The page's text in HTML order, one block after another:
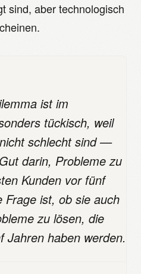
sind, aber technologisch
ist im
tückisch, weil
schlecht sind —
darin, Probleme zu
Kunden vor fünf
Frage ist, ob sie auch
zu lösen, die
Jahren haben werden.